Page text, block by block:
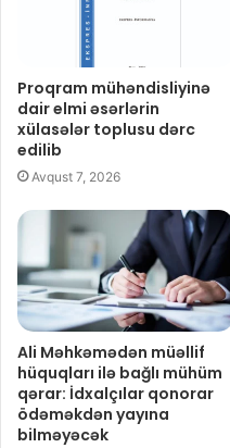
Proqram mühəndisliyinə
dair elmi əsərlərin
xülasələr toplusu dərc
edilib
Avqust 7, 2026
Ali Məhkəmədən müəllif
hüquqları ilə bağlı mühüm
qərar: İdxalçılar qonorar
ödəməkdən yayına
bilməyəcək